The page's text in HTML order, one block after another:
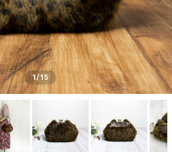
1/15